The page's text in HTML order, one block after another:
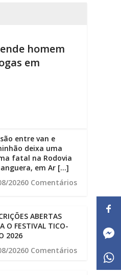
homem
em
entre van e
deixa uma
fatal na Rodovia
em Ar [...]
20260 Comentários
ABERTAS
O FESTIVAL TICO-
2026
20260 Comentários